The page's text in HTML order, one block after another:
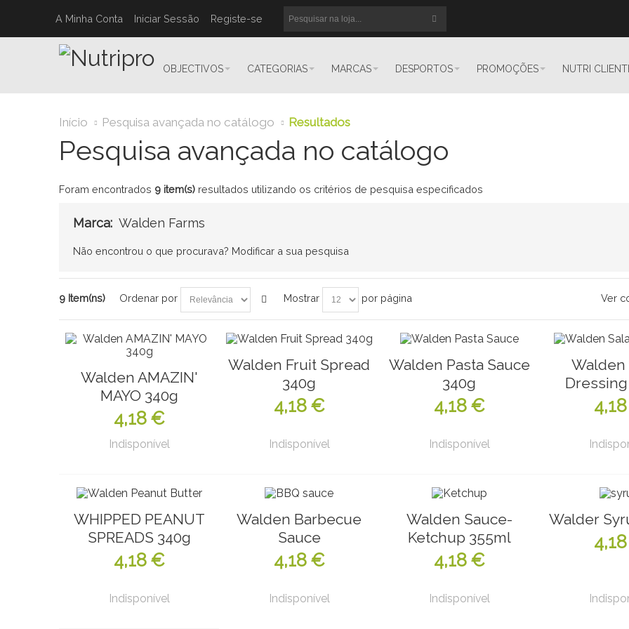
A Minha Conta Iniciar Sessão Registe-se
OBJECTIVOS CATEGORIAS MARCAS DESPORTOS PROMOÇÕES NUTRI
Início Pesquisa avançada no catálogo Resultados
Pesquisa avançada no catálogo
Foram encontrados 9 item(s) resultados utilizando os critérios de pesquisa especificados
Marca: Walden Farms
Não encontrou o que procurava? Modificar a sua pesquisa
9 Item(ns) Ordenar por Mostrar por página Ver
Walden AMAZIN'
MAYO 340g
4,18 €
Indisponível
Walden Fruit Spread
340g
4,18 €
Indisponível
Walden Pasta Sauce
340g
4,18 €
Indisponível
Walden
WHIPPED PEANUT
SPREADS 340g
4,18 €
Indisponível
Walden Barbecue
Sauce
4,18 €
Indisponível
Walden Sauce-
Ketchup 355ml
4,18 €
Indisponível
Walder